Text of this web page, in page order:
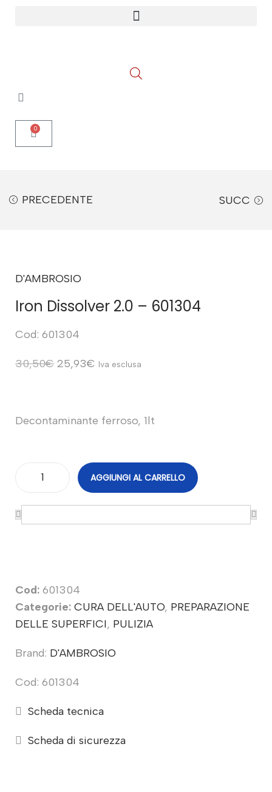
0
PRECEDENTE SUCC
D'AMBROSIO
Iron Dissolver 2.0 – 601304
Cod: 601304
30,50€ 25,93€ Iva esclusa
Decontaminante ferroso, 1lt
AGGIUNGI AL CARRELLO
Cod: 601304
Categorie: CURA DELL'AUTO, PREPARAZIONE
DELLE SUPERFICI, PULIZIA
Brand: D'AMBROSIO
Cod: 601304
Scheda tecnica
Scheda di sicurezza